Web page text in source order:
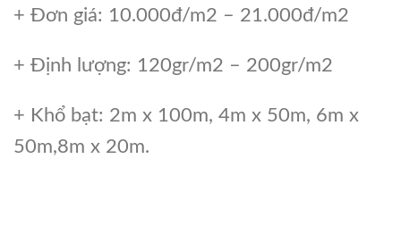
+ Đơn giá: 10.000đ/m2 – 21.000đ/m2
+ Định lượng: 120gr/m2 – 200gr/m2
+ Khổ bạt: 2m x 100m, 4m x 50m, 6m x
50m,8m x 20m.